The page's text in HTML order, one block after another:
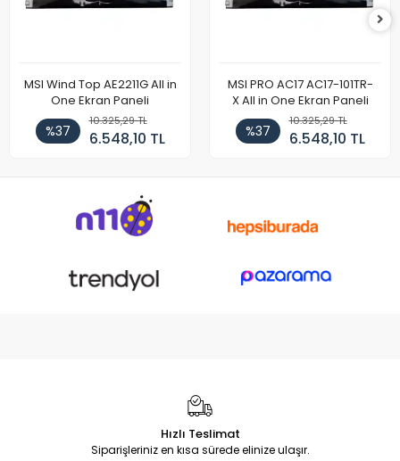
MSI Wind Top AE2211G All in
One Ekran Paneli
%37
10.325,29 TL
6.548,10 TL
MSI PRO AC17 AC17-101TR-
X All in One Ekran Paneli
%37
10.325,29 TL
6.548,10 TL
Hızlı Teslimat
Siparişleriniz en kısa sürede elinize ulaşır.